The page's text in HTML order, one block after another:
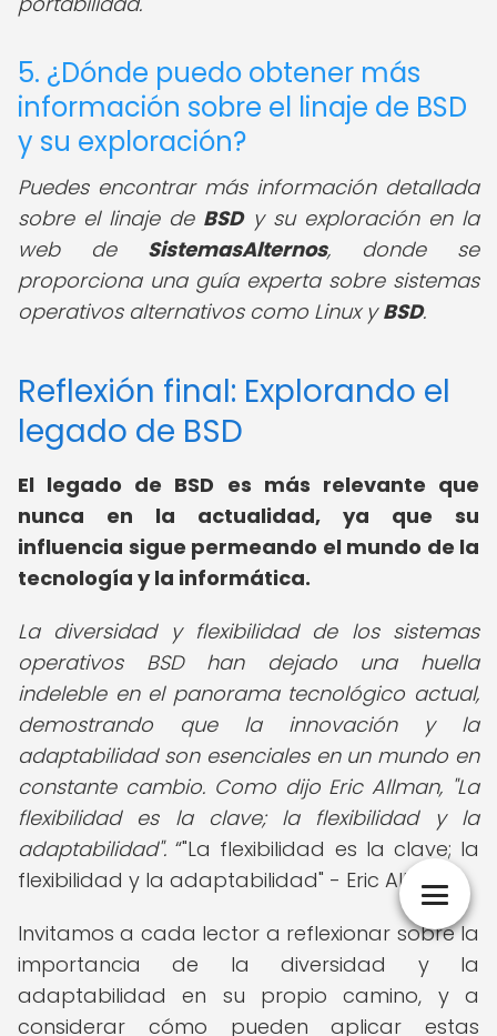
5. ¿Dónde puedo obtener más
información sobre el linaje de BSD
y su exploración?
Puedes encontrar más información detallada
sobre el linaje de BSDy su exploración en la
web de SistemasAlternos, donde se
proporciona una guía experta sobre sistemas
operativos alternativos como Linux yBSD.
Reflexión final: Explorando el
legado de BSD
El legado de BSD es más relevante que
nunca en la actualidad, ya que su
influencia sigue permeando el mundo de la
tecnología y la informática.
La diversidad y flexibilidad de los sistemas
operativos BSD han dejado una huella
indeleble en el panorama tecnológico actual,
demostrando que la innovación y la
adaptabilidad son esenciales en un mundo en
constante cambio. Como dijo Eric Allman, "La
flexibilidad es la clave; la flexibilidad y la
adaptabilidad". "La flexibilidad es la clave; la
flexibilidad y la adaptabilidad" - Eric Allman .
Invitamos a cada lector a reflexionar sobre la
importancia de la diversidad y la
adaptabilidad en su propio camino, y a
considerar cómo pueden aplicar estas